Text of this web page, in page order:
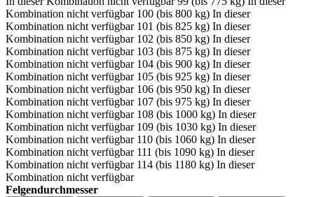
Kombination nicht verfügbar 100 (bis 800 kg) In dieser
Kombination nicht verfügbar 101 (bis 825 kg) In dieser
Kombination nicht verfügbar 102 (bis 850 kg) In dieser
Kombination nicht verfügbar 103 (bis 875 kg) In dieser
Kombination nicht verfügbar 104 (bis 900 kg) In dieser
Kombination nicht verfügbar 105 (bis 925 kg) In dieser
Kombination nicht verfügbar 106 (bis 950 kg) In dieser
Kombination nicht verfügbar 107 (bis 975 kg) In dieser
Kombination nicht verfügbar 108 (bis 1000 kg) In dieser
Kombination nicht verfügbar 109 (bis 1030 kg) In dieser
Kombination nicht verfügbar 110 (bis 1060 kg) In dieser
Kombination nicht verfügbar 111 (bis 1090 kg) In dieser
Kombination nicht verfügbar 114 (bis 1180 kg) In dieser
Kombination nicht verfügbar
Felgendurchmesser